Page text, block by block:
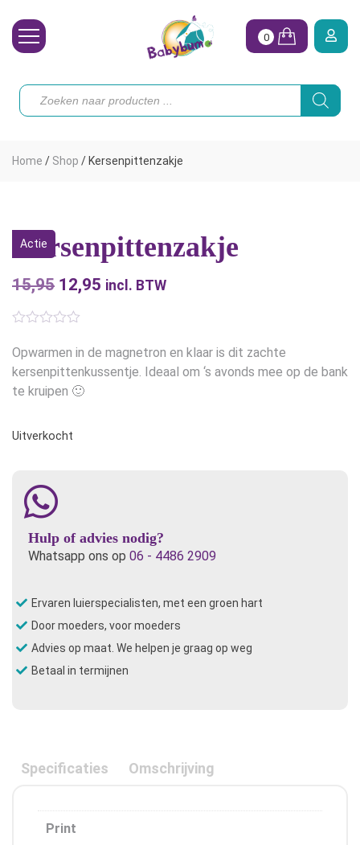
Toebehoren
Onze merken
Hoe begin ik?
0
Producten
zoeken
Home / Shop / Kersenpittenzakje
Actie
Kersenpittenzakje
15,95 Oorspronkelijke
prijs
€15,95.
12,95 Huidige
€12,95.
incl. BTW
Opwarmen in de magnetron en klaar is dit zachte
kersenpittenkussentje. Ideaal om ‘s avonds mee op de bank
te kruipen 🙂
Uitverkocht
Hulp of advies nodig?
Whatsapp ons op 06 - 4486 2909
Ervaren luierspecialisten, met een groen hart
Door moeders, voor moeders
Advies op maat. We helpen je graag op weg
Betaal in termijnen
Specificaties Omschrijving
Print